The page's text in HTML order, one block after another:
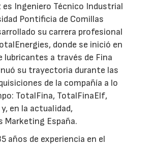
es Ingeniero Técnico Industrial
Pontificia de Comillas
su carrera profesional
donde se inició en
lubricantes a través de Fina
su trayectoria durante las
de la compañía a lo
TotalFina, TotalFinaElf,
en la actualidad,
Marketing España.
años de experiencia en el